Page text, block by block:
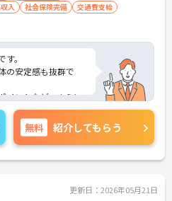
入 社会保険完備
交通費支給
。
の安定感も抜群で
イントなど、さらに
気軽にご相談くださ
無料 紹介してもらう
更新日：2026年05月21日